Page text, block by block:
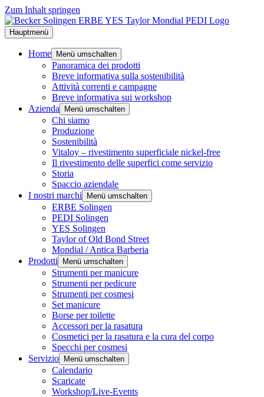
Zum Inhalt springen
Hauptmenü
Home Menü umschalten
Panoramica dei prodotti
Breve informativa sulla sostenibilità
Attività correnti e campagne
Breve informativa sui workshop
Azienda
Menü umschalten
Chi siamo
Produzione
Sostenibilità
Vitaloy – rivestimento superficiale nickel-free
Il rivestimento delle superfici come servizio
Storia
Spaccio aziendale
I nostri marchi
Menü umschalten
ERBE Solingen
PEDI Solingen
YES Solingen
Taylor of Old Bond Street
Mondial / Antica Barberia
Prodotti
Menü umschalten
Strumenti per manicure
Strumenti per pedicure
Strumenti per cosmesi
Set manicure
Borse per toilette
Accessori per la rasatura
Cosmetici per la rasatura e la cura del corpo
Specchi per cosmesi
Servizio
Menü umschalten
Calendario
Scaricate
Workshop/Live-Events